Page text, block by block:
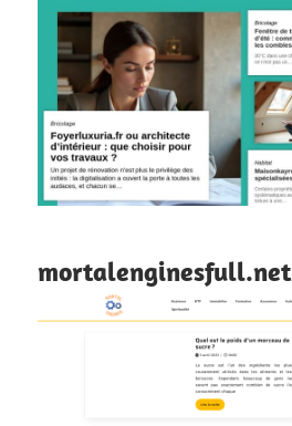
mortalenginesfull.net